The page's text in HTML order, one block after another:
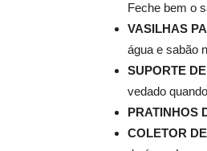
Feche bem o
VASILHAS
água e sabão
SUPORTE
vedado
PRATINHOS
COLETOR